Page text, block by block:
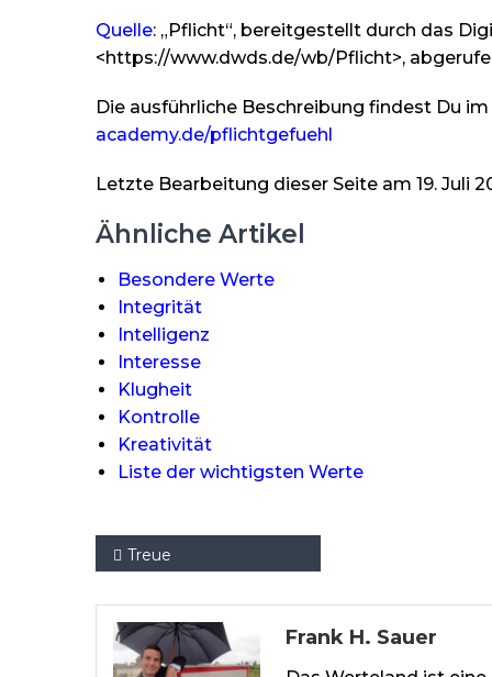
Quelle: „Pflicht“, bereitgestellt durch das
<https://www.dwds.de/wb/Pflicht>,
Die ausführliche Beschreibung findest Du im
academy.de/pflichtgefuehl
Letzte Bearbeitung dieser Seite am 19. Juli
Ähnliche Artikel
Besondere Werte
Integrität
Intelligenz
Interesse
Klugheit
Kontrolle
Kreativität
Liste der wichtigsten Werte
Beitragsnavigation
Treue
Frank H. Sauer